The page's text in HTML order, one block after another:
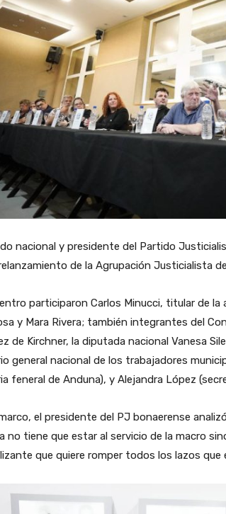
nacional y presidente del Partido
de la Agrupación Justicialista
participaron Carlos Minucci, titular de
y Mara Rivera; también integrantes del
de Kirchner, la diputada nacional Vanesa
general nacional de los trabajadores
feneral de Anduna), y Alejandra López
el presidente del PJ bonaerense
no tiene que estar al servicio de la macro
que quiere romper todos los lazos que